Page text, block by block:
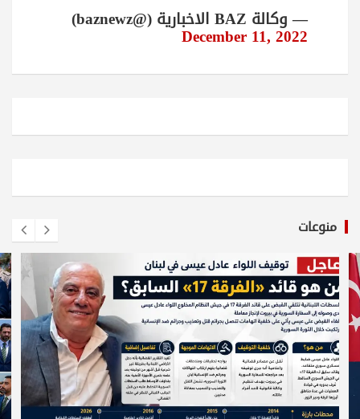
— وكالة BAZ الاخبارية (@baznewz)
December 11, 2022
منوعات